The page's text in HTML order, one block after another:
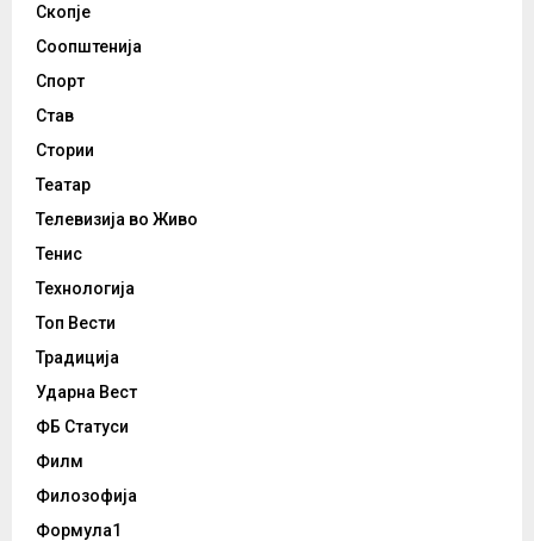
Скопје
Соопштенија
Спорт
Став
Стории
Театар
Телевизија во Живо
Тенис
Технологија
Топ Вести
Традиција
Ударна Вест
ФБ Статуси
Филм
Филозофија
Формула1